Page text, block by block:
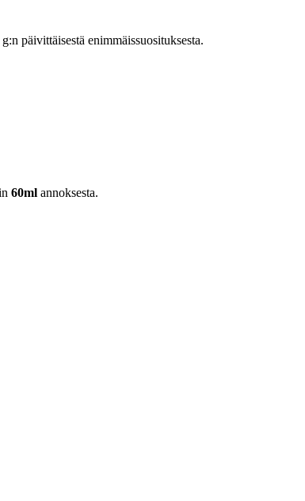
päivittäisestä enimmäissuosituksesta.
60ml annoksesta.